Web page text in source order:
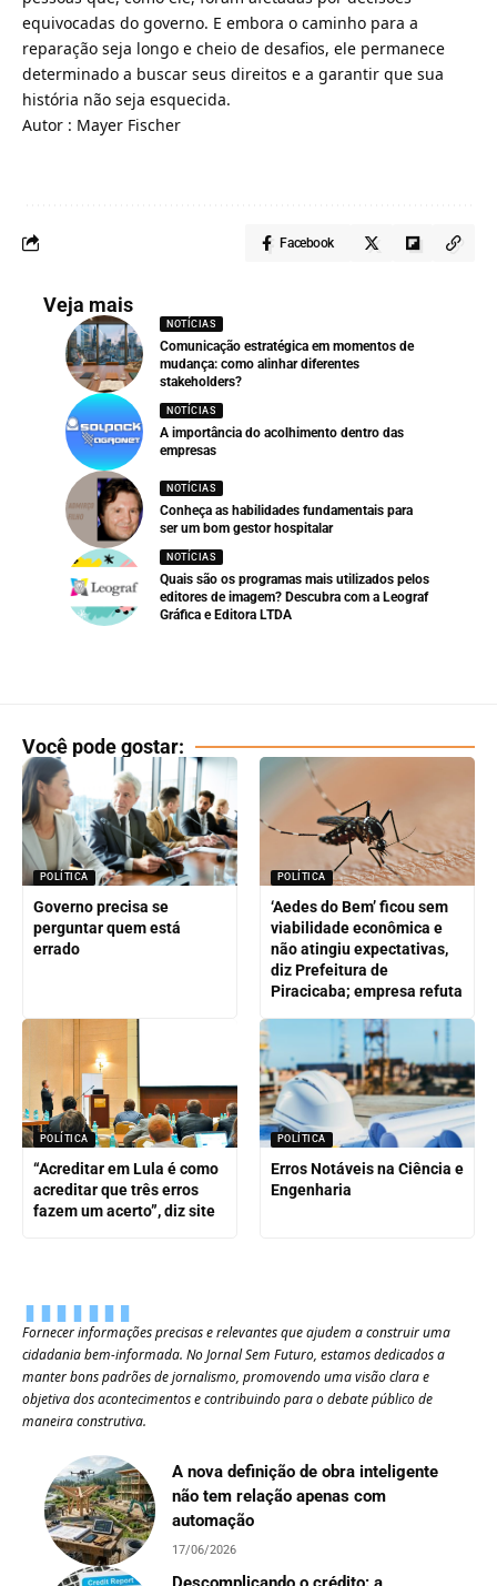
equivocadas do governo. E embora o caminho para a
reparação seja longo e cheio de desafios, ele permanece
determinado a buscar seus direitos e a garantir que sua
história não seja esquecida.
Autor : Mayer Fischer
Facebook
Veja mais
NOTÍCIAS
Comunicação estratégica em momentos de
mudança: como alinhar diferentes
stakeholders?
NOTÍCIAS
A importância do acolhimento dentro das
empresas
NOTÍCIAS
Conheça as habilidades fundamentais para
ser um bom gestor hospitalar
NOTÍCIAS
Quais são os programas mais utilizados pelos
editores de imagem? Descubra com a Leograf
Gráfica e Editora LTDA
Você pode gostar:
POLÍTICA
Governo precisa se
perguntar quem está
errado
POLÍTICA
‘Aedes do Bem’ ficou sem
viabilidade econômica e
não atingiu expectativas,
diz Prefeitura de
Piracicaba; empresa refuta
POLÍTICA
“Acreditar em Lula é como
acreditar que três erros
fazem um acerto”, diz site
POLÍTICA
Erros Notáveis na Ciência e
Engenharia
Fornecer informações precisas e relevantes que ajudem a construir uma
cidadania bem-informada. No Jornal Sem Futuro, estamos dedicados a
manter bons padrões de jornalismo, promovendo uma visão clara e
objetiva dos acontecimentos e contribuindo para o debate público de
maneira construtiva.
A nova definição de obra inteligente
não tem relação apenas com
automação
17/06/2026